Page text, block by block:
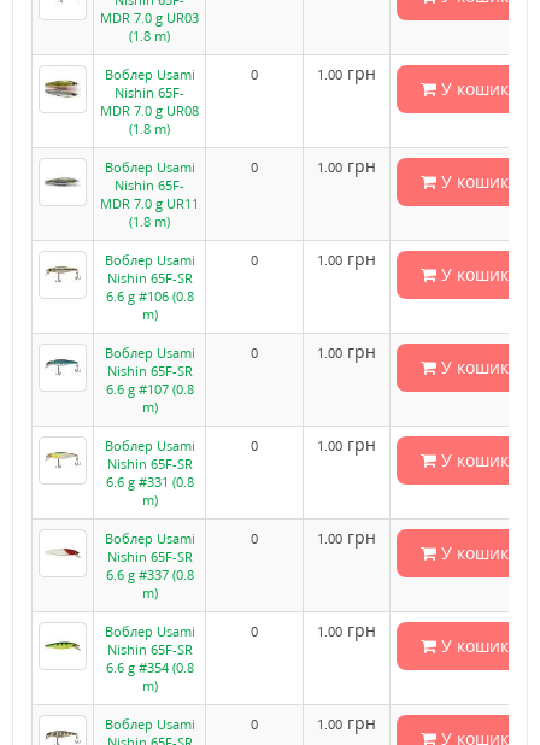
MDR 7.0 g UR03
(1.8 m)
Воблер Usami
Nishin 65F-
MDR 7.0 g UR08
(1.8 m)
0 1.00 грн
У кошик
Воблер Usami
Nishin 65F-
MDR 7.0 g UR11
(1.8 m)
0 1.00 грн
У кошик
Воблер Usami
Nishin 65F-SR
6.6 g #106 (0.8
m)
0 1.00 грн
У кошик
Воблер Usami
Nishin 65F-SR
6.6 g #107 (0.8
m)
0 1.00 грн
У кошик
Воблер Usami
Nishin 65F-SR
6.6 g #331 (0.8
m)
0 1.00 грн
У кошик
Воблер Usami
Nishin 65F-SR
6.6 g #337 (0.8
m)
0 1.00 грн
У кошик
Воблер Usami
Nishin 65F-SR
6.6 g #354 (0.8
m)
0 1.00 грн
У кошик
Воблер Usami
0 1.00 грн
У кошик